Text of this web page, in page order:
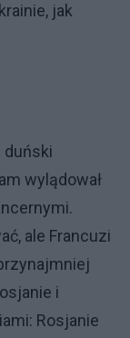
jak
duński
wylądował
ale Francuzi
i
Rosjanie